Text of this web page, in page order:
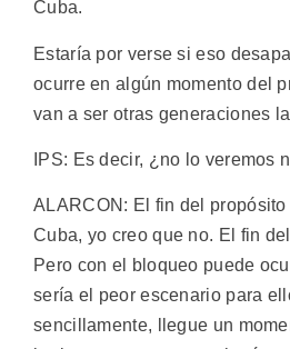
Cuba.
Estaría por verse si eso
ocurre en algún momento del
van a ser otras generaciones
IPS: Es decir, ¿no lo veremos
ALARCON: El fin del
Cuba, yo creo que no. El fin
Pero con el bloqueo puede
sería el peor escenario para
sencillamente, llegue un